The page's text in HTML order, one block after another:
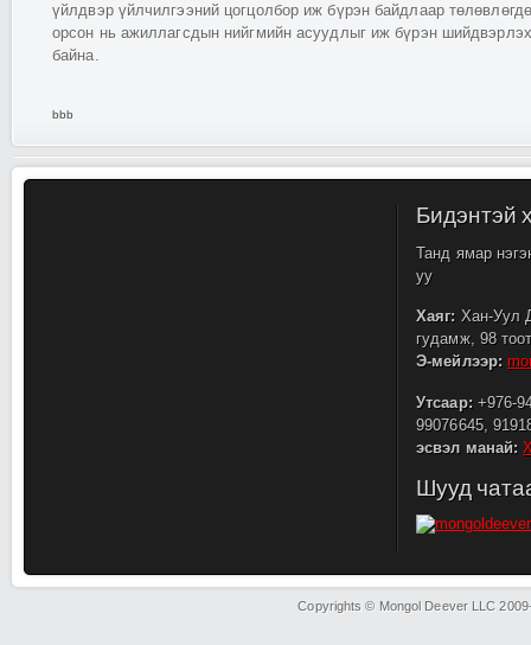
үйлдвэр үйлчилгээний цогцолбор иж бүрэн байдлаар
орсон нь ажиллагсдын нийгмийн асуудлыг иж бүрэн
байна.
bbb
Бидэнтэй
Танд ямар
уу
Хаяг: Хан-Уул
гудамж, 98
Э-мейлээр:
Утсаар:+976-
99076645,
эсвэл манай:
Шууд
Copyrights © Mongol Deever LLC